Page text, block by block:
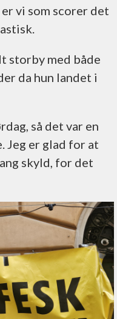
vi som scorer det
storby med både
da hun landet i
så det var en
Jeg er glad for at
skyld, for det